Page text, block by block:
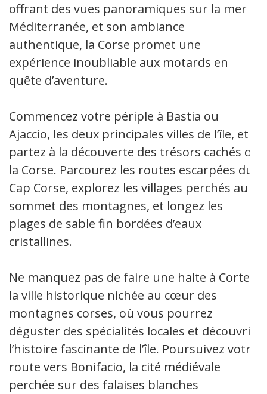
offrant des vues panoramiques sur la mer
Méditerranée, et son ambiance
authentique, la Corse promet une
expérience inoubliable aux motards en
quête d’aventure.
Commencez votre périple à Bastia ou
Ajaccio, les deux principales villes de l’île, et
partez à la découverte des trésors cachés de
la Corse. Parcourez les routes escarpées du
Cap Corse, explorez les villages perchés au
sommet des montagnes, et longez les
plages de sable fin bordées d’eaux
cristallines.
Ne manquez pas de faire une halte à Corte,
la ville historique nichée au cœur des
montagnes corses, où vous pourrez
déguster des spécialités locales et découvrir
l’histoire fascinante de l’île. Poursuivez votre
route vers Bonifacio, la cité médiévale
perchée sur des falaises blanches